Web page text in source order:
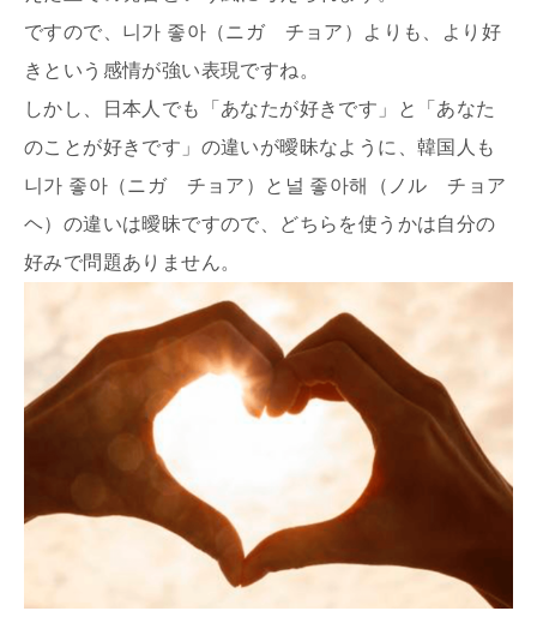
ですので、니가 좋아（ニガ チョア）よりも、より好
きという感情が強い表現ですね。
しかし、日本人でも「あなたが好きです」と「あなた
のことが好きです」の違いが曖昧なように、韓国人も
니가 좋아（ニガ チョア）と널 좋아해（ノル チョア
ヘ）の違いは曖昧ですので、どちらを使うかは自分の
好みで問題ありません。